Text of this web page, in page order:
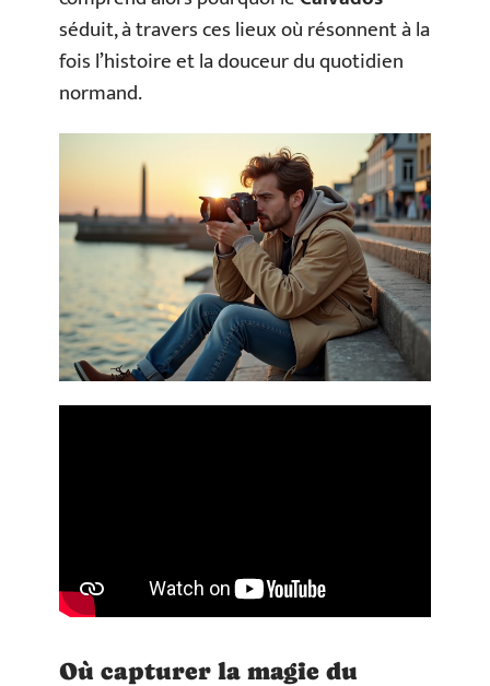
séduit, à travers ces lieux où résonnent à la
fois l’histoire et la douceur du quotidien
normand.
Où capturer la magie du